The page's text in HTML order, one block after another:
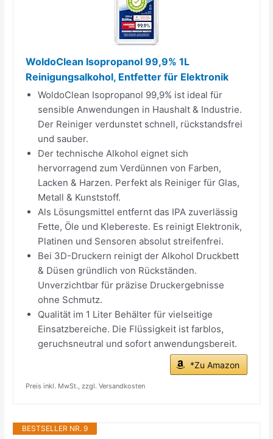
WoldoClean Isopropanol 99,9% 1L
Reinigungsalkohol, Entfetter für Elektronik
WoldoClean Isopropanol 99,9% ist ideal für
sensible Anwendungen in Haushalt & Industrie.
Der Reiniger verdunstet schnell, rückstandsfrei
und sauber.
Der technische Alkohol eignet sich
hervorragend zum Verdünnen von Farben,
Lacken & Harzen. Perfekt als Reiniger für Glas,
Metall & Kunststoff.
Als Lösungsmittel entfernt das IPA zuverlässig
Fette, Öle und Klebereste. Es reinigt Elektronik,
Platinen und Sensoren absolut streifenfrei.
Bei 3D-Druckern reinigt der Alkohol Druckbett
& Düsen gründlich von Rückständen.
Unverzichtbar für präzise Druckergebnisse
ohne Schmutz.
Qualität im 1 Liter Behälter für vielseitige
Einsatzbereiche. Die Flüssigkeit ist farblos,
geruchsneutral und sofort anwendungsbereit.
*Zu Amazon
Preis inkl. MwSt., zzgl. Versandkosten
BESTSELLER NR. 9